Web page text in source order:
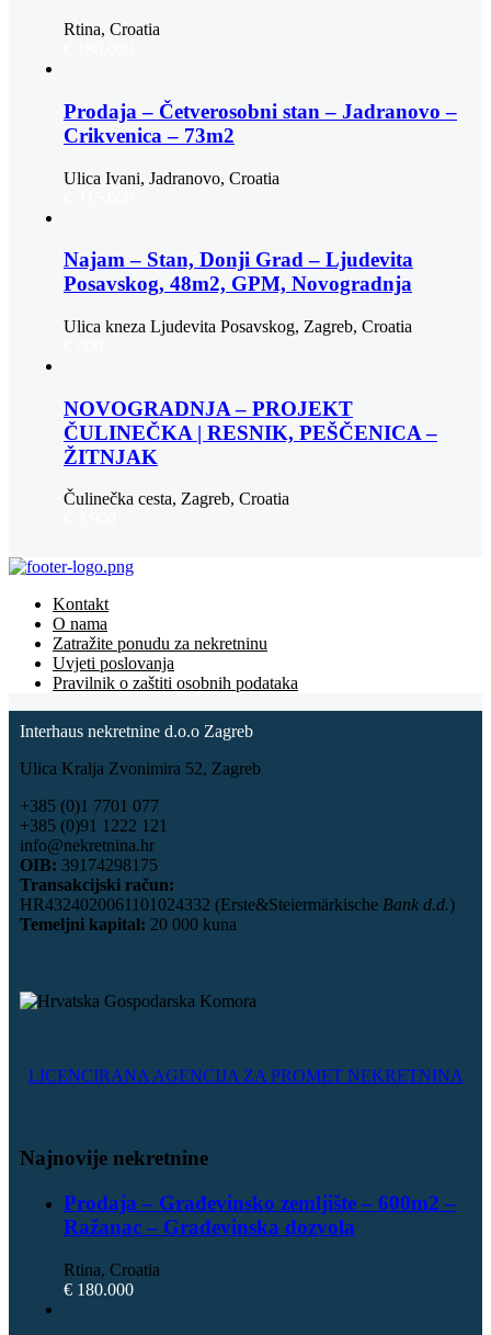
Rtina, Croatia
Prodaja – Četverosobni stan – Jadranovo –
Crikvenica – 73m2
Ulica Ivani, Jadranovo, Croatia
Najam – Stan, Donji Grad – Ljudevita
Posavskog, 48m2, GPM, Novogradnja
Ulica kneza Ljudevita Posavskog, Zagreb, Croatia
NOVOGRADNJA – PROJEKT
ČULINEČKA | RESNIK, PEŠČENICA –
ŽITNJAK
Čulinečka cesta, Zagreb, Croatia
Kontakt
O nama
Zatražite ponudu za nekretninu
Uvjeti poslovanja
Pravilnik o zaštiti osobnih podataka
Interhaus nekretnine d.o.o Zagreb
Ulica Kralja Zvonimira 52, Zagreb
+385 (0)1 7701 077
+385 (0)91 1222 121
info@nekretnina.hr
OIB: 39174298175
Transakcijski račun:
HR4324020061101024332 (Erste&Steiermärkische Bank d.d.)
Temeljni kapital: 20 000 kuna
LICENCIRANA AGENCIJA ZA PROMET NEKRETNINA
Najnovije nekretnine
Prodaja – Građevinsko zemljište – 600m2 –
Ražanac – Građevinska dozvola
Rtina, Croatia
€ 180.000